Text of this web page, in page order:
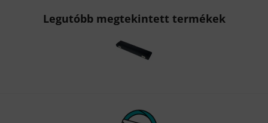
Legutóbb megtekintett termékek